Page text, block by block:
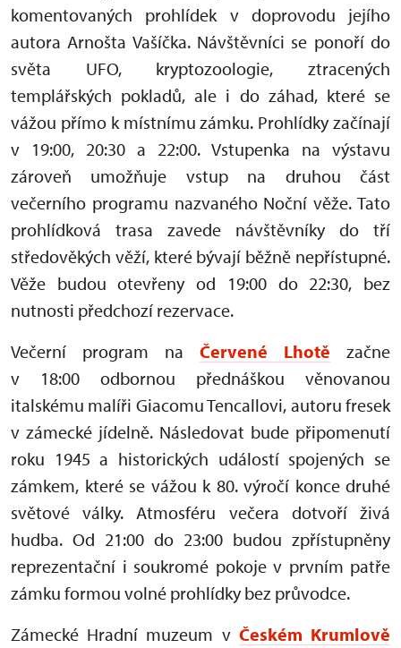
komentovaných prohlídek v doprovodu jejího
autora Arnošta Vašíčka. Návštěvníci se ponoří do
světa UFO, kryptozoologie, ztracených
templářských pokladů, ale i do záhad, které se
vážou přímo k místnímu zámku. Prohlídky začínají
v 19:00, 20:30 a 22:00. Vstupenka na výstavu
zároveň umožňuje vstup na druhou část
večerního programu nazvaného Noční věže. Tato
prohlídková trasa zavede návštěvníky do tří
středověkých věží, které bývají běžně nepřístupné.
Věže budou otevřeny od 19:00 do 22:30, bez
nutnosti předchozí rezervace.
Večerní program na Červené Lhotě začne
v 18:00 odbornou přednáškou věnovanou
italskému malíři Giacomu Tencallovi, autoru fresek
v zámecké jídelně. Následovat bude připomenutí
roku 1945 a historických událostí spojených se
zámkem, které se vážou k 80. výročí konce druhé
světové války. Atmosféru večera dotvoří živá
hudba. Od 21:00 do 23:00 budou zpřístupněny
reprezentační i soukromé pokoje v prvním patře
zámku formou volné prohlídky bez průvodce.
Zámecké Hradní muzeum v Českém Krumlově